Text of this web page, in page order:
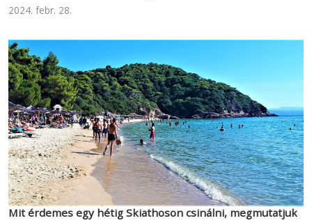
2024. febr. 28.
Mit érdemes egy hétig Skiathoson csinálni, megmutatjuk